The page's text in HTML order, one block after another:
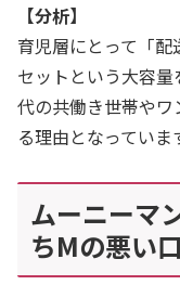
【分析】
育児層にとって「
セットという大容
代の共働き世帯や
る理由となっていま
ムーニーマ
ちMの悪い